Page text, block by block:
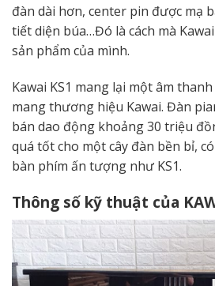
đàn dài hơn, center pin được mạ
tiết diện búa…Đó là cách mà
sản phẩm của mình.
Kawai KS1 mang lại một âm
mang thương hiệu Kawai. Đàn
bán dao động khoảng 30 triệu
quá tốt cho một cây đàn bền bỉ,
bàn phím ấn tượng như KS1.
Thông số kỹ thuật của